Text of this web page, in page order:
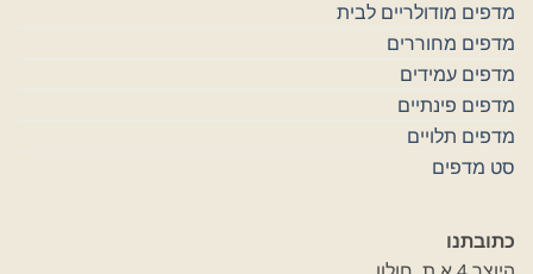
מדפים מודולריים לבית
מדפים מחוררים
מדפים עמידים
מדפים פינתיים
מדפים תלויים
סט מדפים
כתובתנו